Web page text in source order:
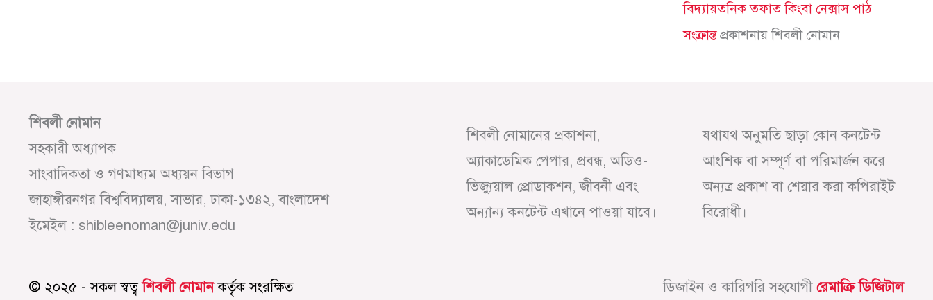
বিদ্যায়তনিক তফাত কিংবা নেক্সাস পাঠ
সংক্রান্তপ্রকাশনায়শিবলী নোমান
শিবলী নোমান
সহকারী অধ্যাপক
সাংবাদিকতা ও গণমাধ্যম অধ্যয়ন বিভাগ
জাহাঙ্গীরনগর বিশ্ববিদ্যালয়, সাভার, ঢাকা-১৩৪২, বাংলাদেশ
ইমেইল : shibleenoman@juniv.edu
শিবলী নোমানের প্রকাশনা,
অ্যাকাডেমিক পেপার, প্রবন্ধ, অডিও-
ভিজ্যুয়াল প্রোডাকশন, জীবনী এবং
অন্যান্য কনটেন্ট এখানে পাওয়া যাবে।
যথাযথ অনুমতি ছাড়া কোন কনটেন্ট
আংশিক বা সম্পূর্ণ বা পরিমার্জন করে
অন্যত্র প্রকাশ বা শেয়ার করা কপিরাইট
বিরোধী।
© ২০২৫ - সকল স্বত্বশিবলী নোমানকর্তৃক সংরক্ষিত ডিজাইন ও কারিগরি সহযোগী রেমাক্রি ডিজিটাল